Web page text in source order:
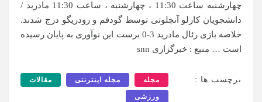
چهارشنبه ساعت 11:30 ، چهارشنبه ، ساعت 11:30 مادرید /
دانشجویان کارلو آنچلوتی توسط گودفم و رودریگو درج شدند.
خلاصه بازی رئال مادرید 3-0 برست این نوآوری به پایان رسیده
است … منبع : خبرگزاری snn
برچسب ها : مجله مجله اینترنتی مقالات
ورزشی